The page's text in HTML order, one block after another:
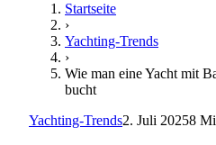
Startseite
›
Yachting-Trends
›
Wie man eine Yacht mit
bucht
Yachting-Trends2. Juli 20258